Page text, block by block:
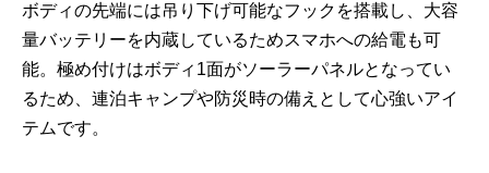
ボディの先端には吊り下げ可能なフックを搭載し、大容
量バッテリーを内蔵しているためスマホへの給電も可
能。極め付けはボディ1面がソーラーパネルとなってい
るため、連泊キャンプや防災時の備えとして心強いアイ
テムです。